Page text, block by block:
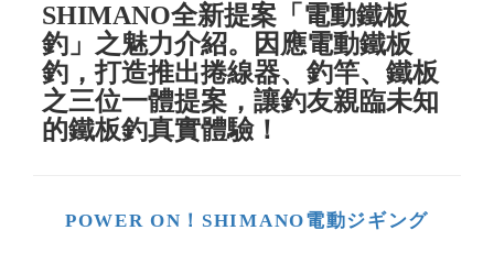
SHIMANO全新提案「電動鐵板
釣」之魅力介紹。因應電動鐵板
釣，打造推出捲線器、釣竿、鐵板
之三位一體提案，讓釣友親臨未知
的鐵板釣真實體驗！
POWER ON！SHIMANO電動ジギング